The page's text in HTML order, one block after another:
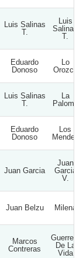
Luis Salinas
T.
Luis
Salinas
T.
Eduardo
Donoso
Lo
Orozco
Luis Salinas
T.
La
Paloma
Eduardo
Donoso
Los
Mendez
Juan Garcia
Juan
Garcia
V.
Juan Belzu Milena
Marcos
Contreras
Guerrero
De La
Vida